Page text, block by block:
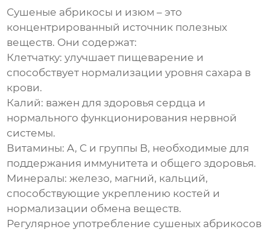
Сушеные абрикосы и изюм – это
концентрированный источник полезных
веществ. Они содержат:
Клетчатку: улучшает пищеварение и
способствует нормализации уровня сахара в
крови.
Калий: важен для здоровья сердца и
нормального функционирования нервной
системы.
Витамины: A, C и группы B, необходимые для
поддержания иммунитета и общего здоровья.
Минералы: железо, магний, кальций,
способствующие укреплению костей и
нормализации обмена веществ.
Регулярное употребление сушеных абрикосов